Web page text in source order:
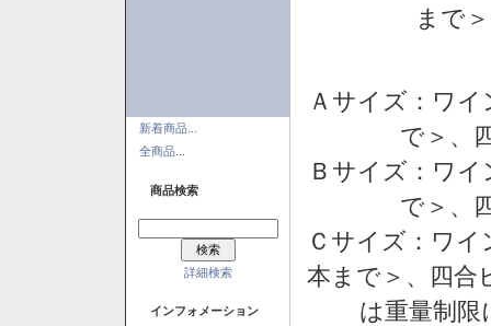
新着商品...
全商品...
商品検索
詳細検索
インフォメーション
まで
Ａサイズ：ワ
で＞、
Ｂサイズ：ワ
で＞、
Ｃサイズ：ワイ
本まで＞、四
は重量制